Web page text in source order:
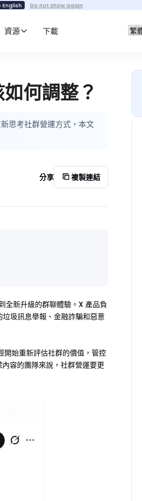
Do not show again
資源 下載
何調整？
思考社群營運方式，本文
分享 複製連結
全新升級的群聊體驗。X 產品負
圾訊息舉報、金融詐騙和惡意
始重新評估社群的價值，管控
容的團隊來說，社群營運要更